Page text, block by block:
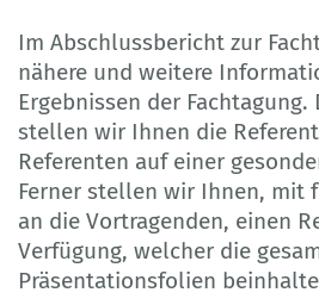
Im Abschlussbericht zur
nähere und weitere
Ergebnissen der Fachtagung.
stellen wir Ihnen die
Referenten auf einer
Ferner stellen wir Ihnen, mit
an die Vortragenden, einen
Verfügung, welcher die
Präsentationsfolien